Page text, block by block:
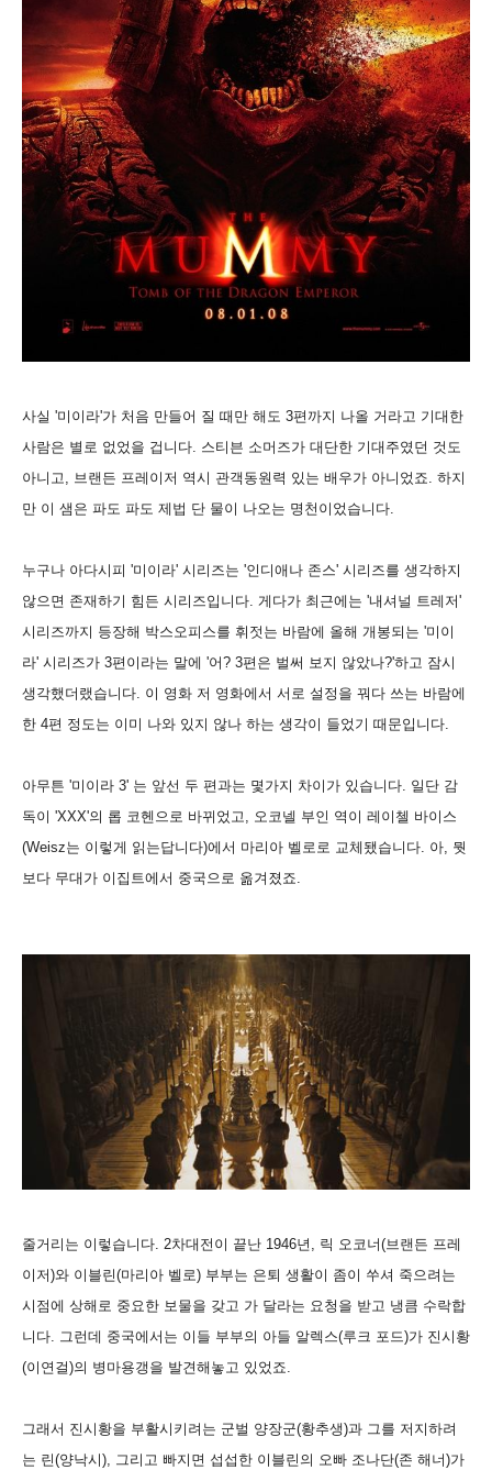
사실 '미이라'가 처음 만들어 질 때만 해도 3편까지 나올 거라고 기대한
사람은 별로 없었을 겁니다. 스티븐 소머즈가 대단한 기대주였던 것도
아니고, 브랜든 프레이저 역시 관객동원력 있는 배우가 아니었죠. 하지
만 이 샘은 파도 파도 제법 단 물이 나오는 명천이었습니다.
누구나 아다시피 '미이라' 시리즈는 '인디애나 존스' 시리즈를 생각하지
않으면 존재하기 힘든 시리즈입니다. 게다가 최근에는 '내셔널 트레저'
시리즈까지 등장해 박스오피스를 휘젓는 바람에 올해 개봉되는 '미이
라' 시리즈가 3편이라는 말에 '어? 3편은 벌써 보지 않았나?'하고 잠시
생각했더랬습니다. 이 영화 저 영화에서 서로 설정을 꿔다 쓰는 바람에
한 4편 정도는 이미 나와 있지 않나 하는 생각이 들었기 때문입니다.
아무튼 '미이라 3' 는 앞선 두 편과는 몇가지 차이가 있습니다. 일단 감
독이 'XXX'의 롭 코헨으로 바뀌었고, 오코넬 부인 역이 레이첼 바이스
(Weisz는 이렇게 읽는답니다)에서 마리아 벨로로 교체됐습니다. 아, 뭣
보다 무대가 이집트에서 중국으로 옮겨졌죠.
줄거리는 이렇습니다. 2차대전이 끝난 1946년, 릭 오코너(브랜든 프레
이저)와 이블린(마리아 벨로) 부부는 은퇴 생활이 좀이 쑤셔 죽으려는
시점에 상해로 중요한 보물을 갖고 가 달라는 요청을 받고 냉큼 수락합
니다. 그런데 중국에서는 이들 부부의 아들 알렉스(루크 포드)가 진시황
(이연걸)의 병마용갱을 발견해놓고 있었죠.
그래서 진시황을 부활시키려는 군벌 양장군(황추생)과 그를 저지하려
는 린(양낙시), 그리고 빠지면 섭섭한 이블린의 오빠 조나단(존 해너)가